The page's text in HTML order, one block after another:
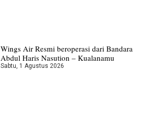
Wings Air Resmi beroperasi dari Bandara
Abdul Haris Nasution – Kualanamu
Sabtu, 1 Agustus 2026